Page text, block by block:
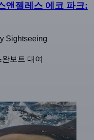
앤젤레스 에코 파크:
Sightseeing
보트 대여